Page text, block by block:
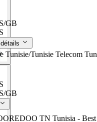
/GB
Tunisie/Tunisie Telecom
/GB
TN Tunisia -